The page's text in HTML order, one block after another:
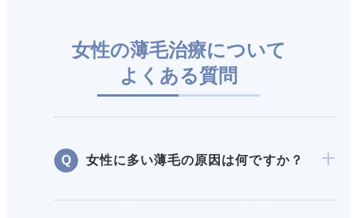
女性の薄毛治療について
よくある質問
女性に多い薄毛の原因は何ですか？